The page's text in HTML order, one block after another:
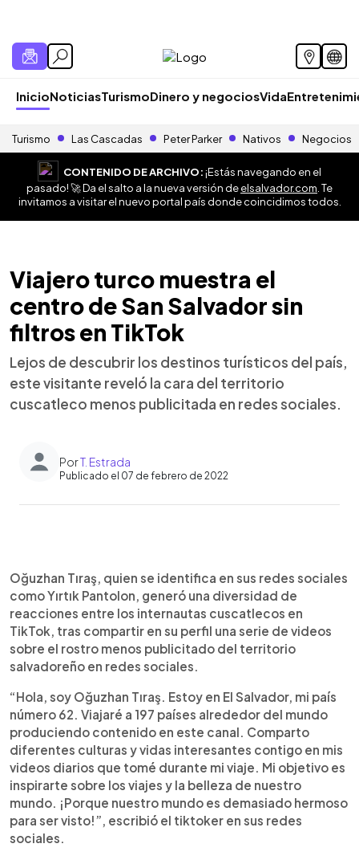
InicioNoticiasTurismoDinero y negociosVida
Turismo Las Cascadas Peter Parker Nativos Negocios
CONTENIDO DE ARCHIVO:¡Estás navegando en el
pasado! 🚀 Da el salto a la nueva versión deelsalvador.com . Te
invitamos a visitar el nuevo portal país donde coincidimos todos.
Viajero turco muestra el
centro de San Salvador sin
filtros en TikTok
Lejos de descubrir los destinos turísticos del país,
este visitante reveló la cara del territorio
cuscatleco menos publicitada en redes sociales.
PorT. Estrada
Publicado el 07 de febrero de 2022
Escuchar artículo
Oğuzhan Tıraş, quien se identifica en sus redes sociales
como Yırtık Pantolon, generó una diversidad de
reacciones entre los internautas cuscatlecos en
TikTok, tras compartir en su perfil una serie de videos
sobre el rostro menos publicitado del territorio
salvadoreño en redes sociales.
“Hola, soy Oğuzhan Tıraş. Estoy en El Salvador, mi país
número 62. Viajaré a 197 países alrededor del mundo
produciendo contenido en este canal. Comparto
diferentes culturas y vidas interesantes contigo en mis
videos diarios que tomé durante mi viaje. Mi objetivo es
inspirarte sobre los viajes y la belleza de nuestro
mundo. ¡Porque nuestro mundo es demasiado hermoso
para ser visto!”, escribió el tiktoker en sus redes
sociales.